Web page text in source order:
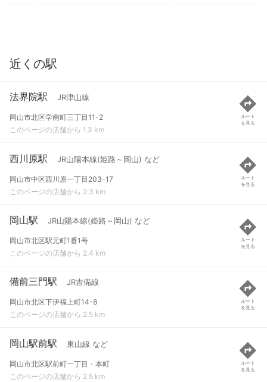
近くの駅
法界院駅 JR津山線
岡山市北区学南町三丁目11-2
このページの店舗から 1.3 km
ルート
を見る
西川原駅 JR山陽本線(姫路～岡山) など
岡山市中区西川原一丁目203-17
このページの店舗から 2.3 km
ルート
を見る
岡山駅 JR山陽本線(姫路～岡山) など
岡山市北区駅元町1番1号
このページの店舗から 2.4 km
ルート
を見る
備前三門駅 JR吉備線
岡山市北区下伊福上町14-8
このページの店舗から 2.5 km
ルート
を見る
岡山駅前駅 東山線 など
岡山市北区駅前町一丁目・本町
このページの店舗から 2.5 km
ルート
を見る